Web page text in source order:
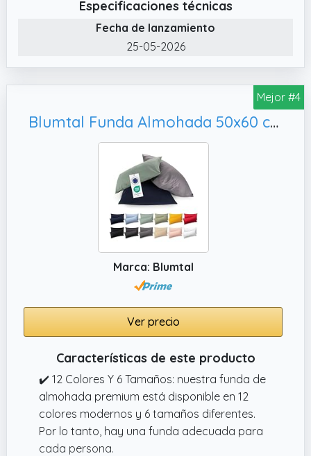
están probadas según la norma ÖkoTex
Standard 100 para detectar sustancias
nocivas. Esto significa que han demostrado
ser hipoalergénicos y, por lo tanto, también
provista de una cremallera que evita puntos
que está rodeada de un trozo de tela. Así
podrás disfrutar de un sueño reparador y sin
preocupaciones.
✔️ Funda de cojín para niños de 100 % tela de
algodón con aprox. 135 g/m².
Especificaciones técnicas
Fecha de lanzamiento
25-05-2026
Mejor #4
Blumtal Funda Almohada 50x60 cm Funda Cojin - Fundas de Almohada 50x60 de 100% Algodón Suave Certificado Oeko-Tex - Fundas Cojines Set de 2-50x60 cm con Cremallera - Verde Claro
Marca: Blumtal
Ver precio
Características de este producto
✔️ 12 Colores Y 6 Tamaños: nuestra funda de
almohada premium está disponible en 12
colores modernos y 6 tamaños diferentes.
Por lo tanto, hay una funda adecuada para
cada persona.